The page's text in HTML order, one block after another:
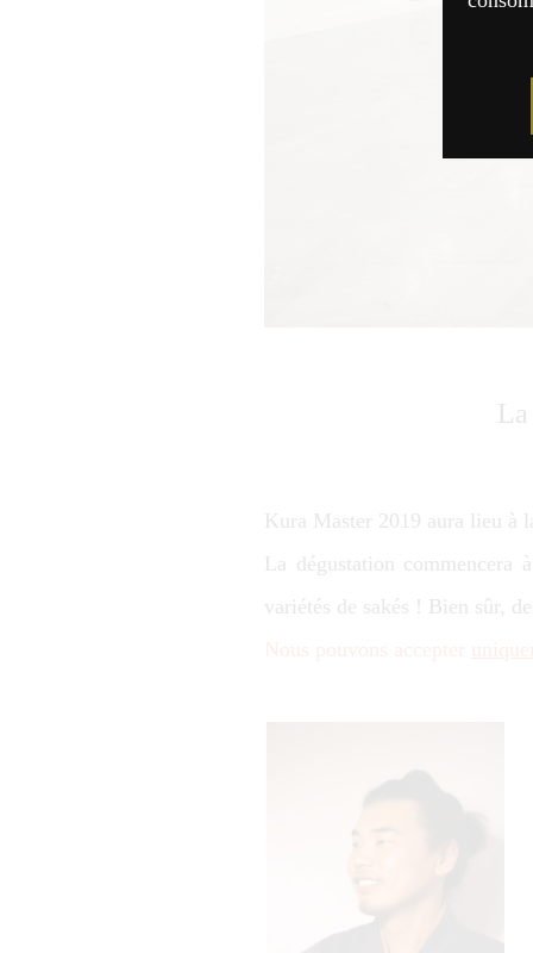
Kura Master 2019 aura lieu à
La dégustation commencera
variétés de sakés ! Bien sûr,